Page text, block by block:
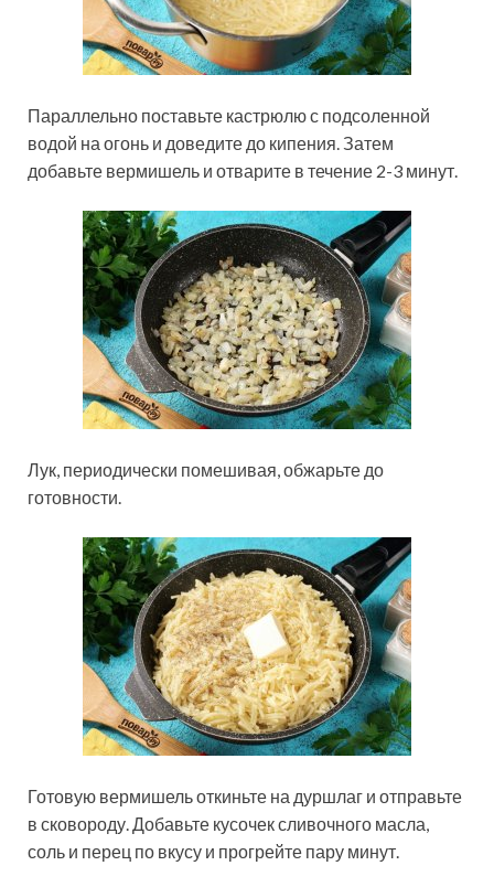
Параллельно поставьте кастрюлю с подсоленной
водой на огонь и доведите до кипения. Затем
добавьте вермишель и отварите в течение 2-3 минут.
Лук, периодически помешивая, обжарьте до
готовности.
Готовую вермишель откиньте на дуршлаг и отправьте
в сковороду. Добавьте кусочек сливочного масла,
соль и перец по вкусу и прогрейте пару минут.